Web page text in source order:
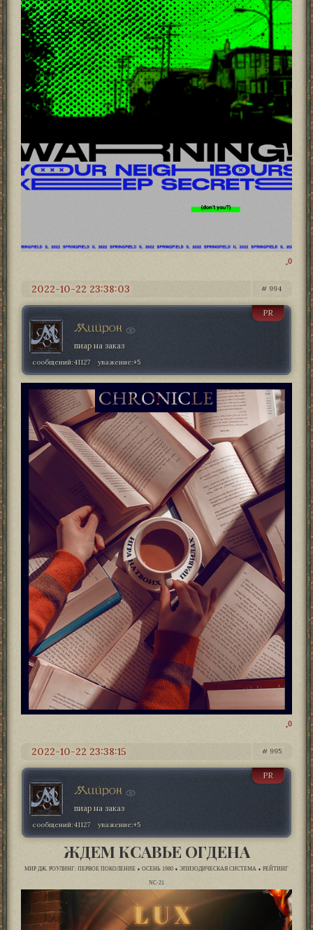
0
994
2022-10-22 23:38:03
Мийрон
PR
пиар на заказ
сообщений:41127 уважение:+5
0
995
2022-10-22 23:38:15
Мийрон
PR
пиар на заказ
сообщений:41127 уважение:+5
ЖДЕМ КСАВЬЕ ОГДЕНА
МИР ДЖ. РОУЛИНГ: ПЕРВОЕ ПОКОЛЕНИЕ ⬥ ОСЕНЬ 1980 ⬥ ЭПИЗОДИЧЕСКАЯ СИСТЕМА ⬥ РЕЙТИНГ
NC-21